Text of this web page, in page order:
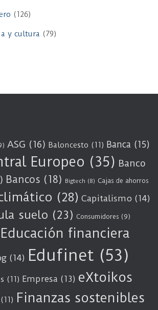
(126)
y cultura (79)
ASG (16) Baloncesto (11) Banca (15)
Europeo (35) Banco
Bancos (18) Bigtech (8) Cajas de ahorros
(28) Capitalismo (14)
suelo (23) Consumidores (9)
Educación financiera
(14) Edufinet (53)
(11) Empresa (13) eXtoikos
(11) Finanzas sostenibles